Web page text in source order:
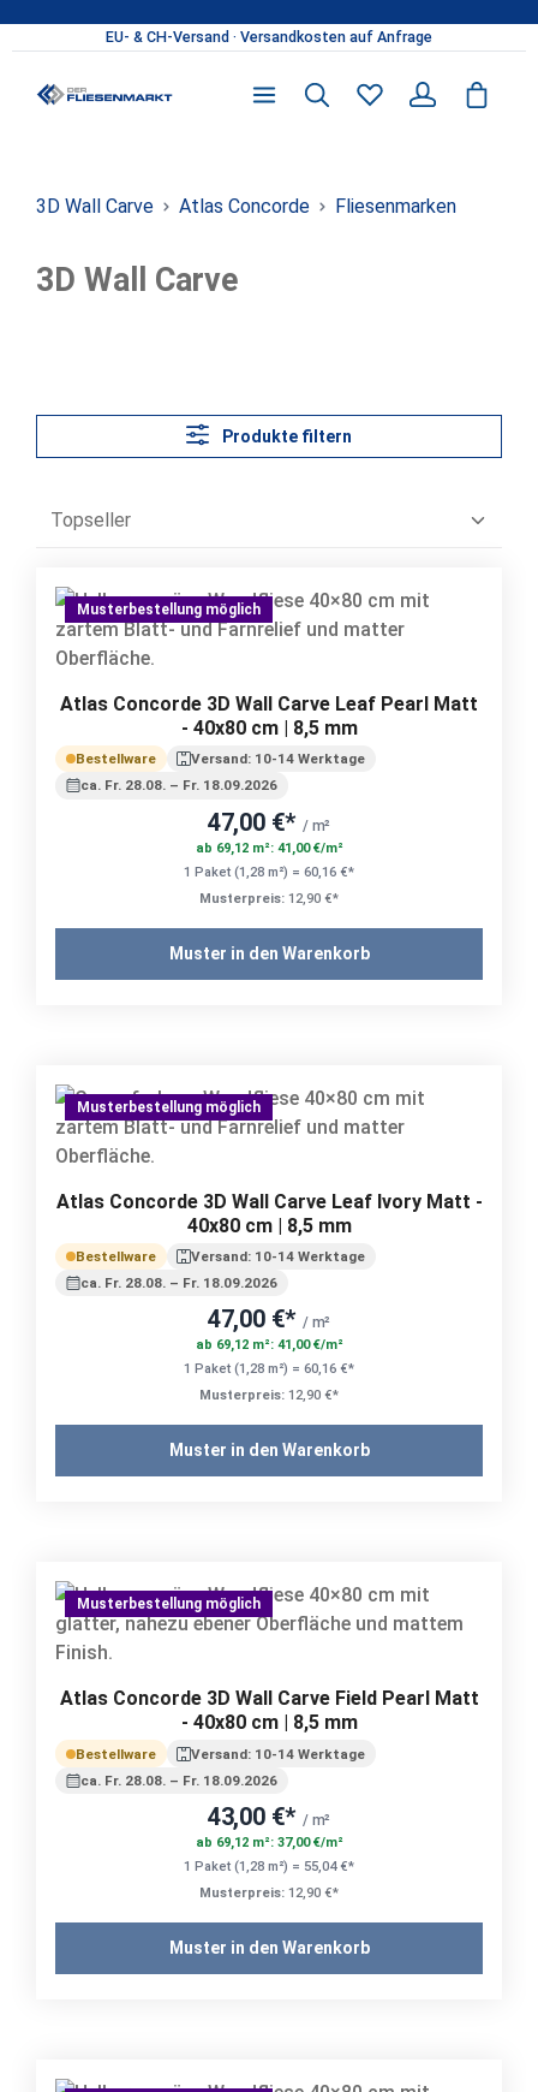
Zum Hauptinhalt springen
Du hast 0 Produkte
Fliesenmarken
Atlas Concorde
3D Wall Carve
3D Wall Carve
Produkte filtern
Musterbestellung möglich
Atlas Concorde 3D Wall Carve Leaf Pearl Matt
- 40x80 cm | 8,5 mm
Bestellware
Versand: 10-14 Werktage
ca. Fr. 28.08. – Fr. 18.09.2026
47,00 €* / m²
ab 69,12 m²: 41,00 €/m²
1 Paket (1,28 m²) = 60,16 €*
Musterpreis: 12,90 €*
Muster in den Warenkorb
Musterbestellung möglich
Atlas Concorde 3D Wall Carve Leaf Ivory Matt -
40x80 cm | 8,5 mm
Bestellware
Versand: 10-14 Werktage
ca. Fr. 28.08. – Fr. 18.09.2026
47,00 €* / m²
ab 69,12 m²: 41,00 €/m²
1 Paket (1,28 m²) = 60,16 €*
Musterpreis: 12,90 €*
Muster in den Warenkorb
Musterbestellung möglich
Atlas Concorde 3D Wall Carve Field Pearl Matt
- 40x80 cm | 8,5 mm
Bestellware
Versand: 10-14 Werktage
ca. Fr. 28.08. – Fr. 18.09.2026
43,00 €* / m²
ab 69,12 m²: 37,00 €/m²
1 Paket (1,28 m²) = 55,04 €*
Musterpreis: 12,90 €*
Muster in den Warenkorb